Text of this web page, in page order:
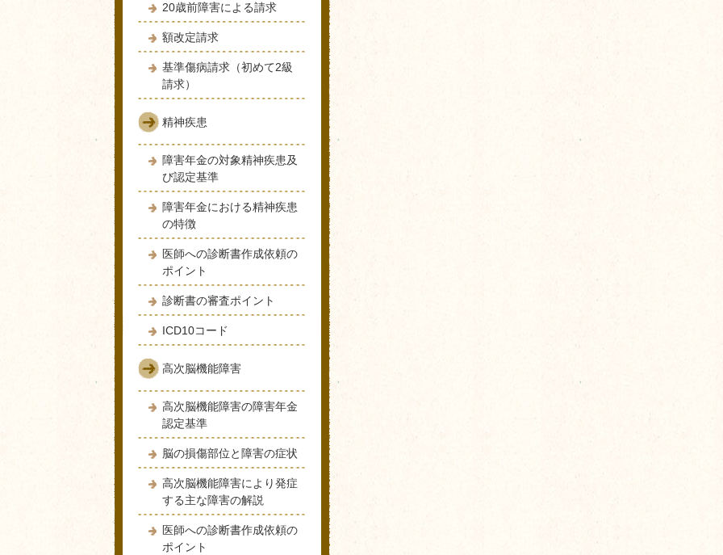
20歳前障害による請求
額改定請求
基準傷病請求（初めて2級
請求）
精神疾患
障害年金の対象精神疾患及
び認定基準
障害年金における精神疾患
の特徴
医師への診断書作成依頼の
ポイント
診断書の審査ポイント
ICD10コード
高次脳機能障害
高次脳機能障害の障害年金
認定基準
脳の損傷部位と障害の症状
高次脳機能障害により発症
する主な障害の解説
医師への診断書作成依頼の
ポイント